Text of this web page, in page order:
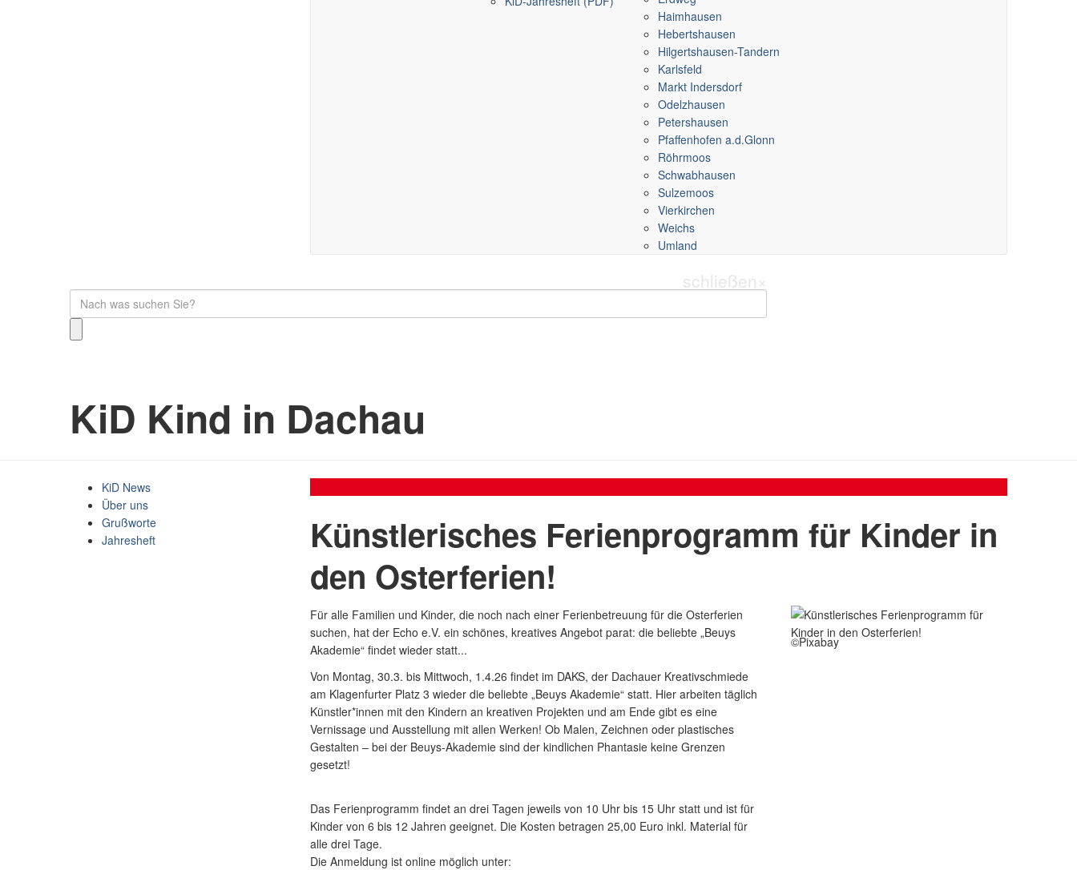
Haimhausen
Hebertshausen
Hilgertshausen-Tandern
Karlsfeld
Markt Indersdorf
Odelzhausen
Petershausen
Pfaffenhofen a.d.Glonn
Röhrmoos
Schwabhausen
Sulzemoos
Vierkirchen
Weichs
Umland
schließen×
KiD Kind in Dachau
Künstlerisches Ferienprogramm für Kinder in
den Osterferien!
©Pixabay
Für alle Familien und Kinder, die noch nach einer Ferienbetreuung für die Osterferien
suchen, hat der Echo e.V. ein schönes, kreatives Angebot parat: die beliebte „Beuys
Akademie“ findet wieder statt...
Von Montag, 30.3. bis Mittwoch, 1.4.26 findet im DAKS, der Dachauer Kreativschmiede
am Klagenfurter Platz 3 wieder die beliebte „Beuys Akademie“ statt. Hier arbeiten täglich
Künstler*innen mit den Kindern an kreativen Projekten und am Ende gibt es eine
Vernissage und Ausstellung mit allen Werken! Ob Malen, Zeichnen oder plastisches
Gestalten – bei der Beuys-Akademie sind der kindlichen Phantasie keine Grenzen
gesetzt!
Das Ferienprogramm findet an drei Tagen jeweils von 10 Uhr bis 15 Uhr statt und ist für
Kinder von 6 bis 12 Jahren geeignet. Die Kosten betragen 25,00 Euro inkl. Material für
alle drei Tage.
Die Anmeldung ist online möglich unter:
KiD News
Über uns
Grußworte
Jahresheft